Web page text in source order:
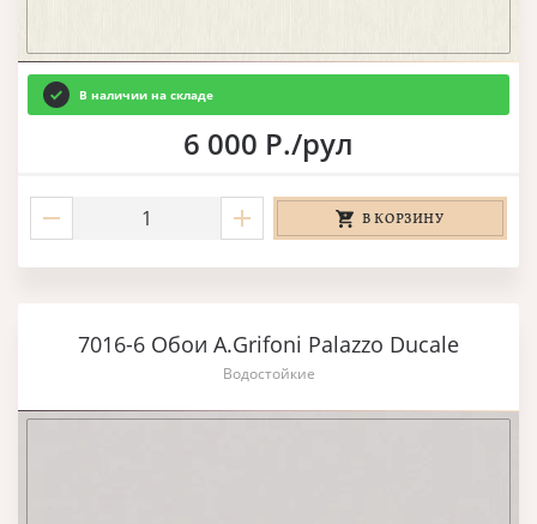
В наличии на складе
6 000 Р./рул
В КОРЗИНУ
7016-6 Обои A.Grifoni Palazzo Ducale
Водостойкие